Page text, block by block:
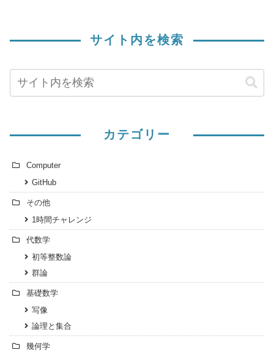
サイト内を検索
カテゴリー
Computer
GitHub
その他
1時間チャレンジ
代数学
初等整数論
群論
基礎数学
写像
論理と集合
幾何学